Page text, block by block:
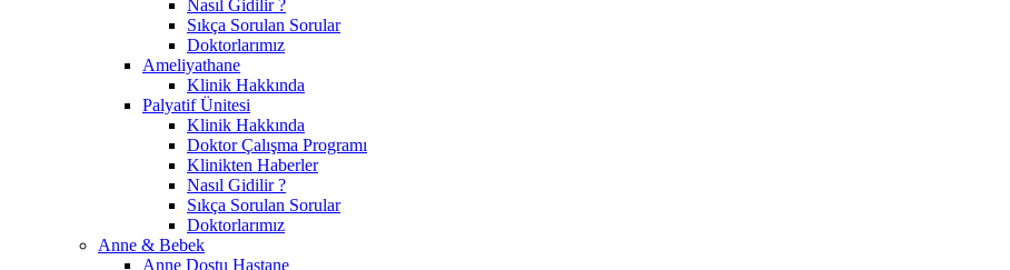
Nasıl Gidilir ?
Sıkça Sorulan Sorular
Doktorlarımız
Ameliyathane
Klinik Hakkında
Palyatif Ünitesi
Klinik Hakkında
Doktor Çalışma Programı
Klinikten Haberler
Nasıl Gidilir ?
Sıkça Sorulan Sorular
Doktorlarımız
Anne & Bebek
Anne Dostu Hastane